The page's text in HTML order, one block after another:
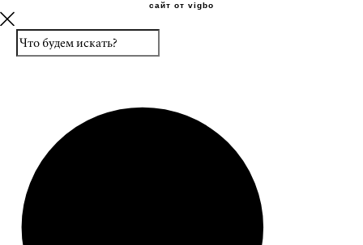
сайт от vigbo